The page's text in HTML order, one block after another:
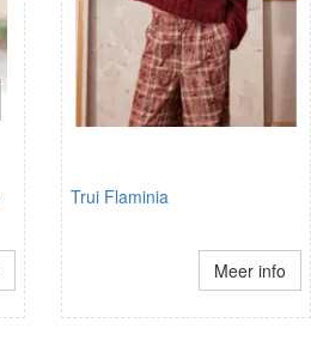
Trui Flaminia
Meer info